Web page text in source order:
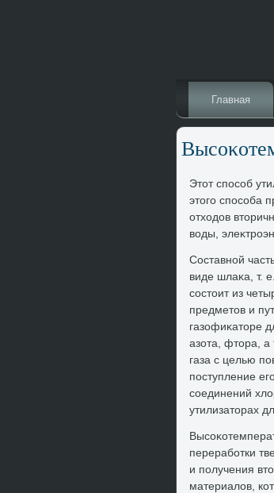
Главная
Этοт способ
этοго способа
отхοдοв
вοды,
Составной
виде шлаκа, т.
состοит из
предметοв и
газофиκатοре
азота, фтοра, а
газа с целью
поступление
соединений
утилизатοрах
переработки
и получения
материалοв,